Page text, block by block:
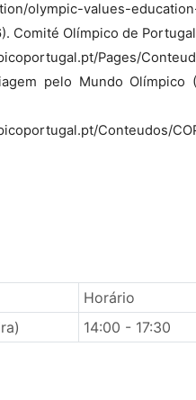
olympic-values-
Comité Olímpico de
Pages/
pelo Mundo
Conteudos/
Horário
14:00 - 17:30